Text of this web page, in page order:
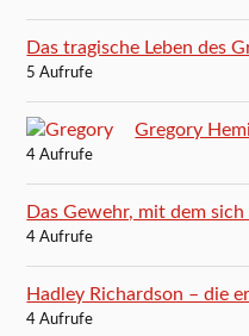
Das tragische Leben des
5 Aufrufe
Gregory
4 Aufrufe
Das Gewehr, mit dem
4 Aufrufe
Hadley Richardson – die
4 Aufrufe